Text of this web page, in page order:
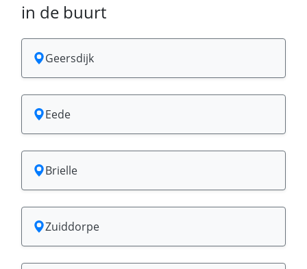
in de buurt
Geersdijk
Eede
Brielle
Zuiddorpe